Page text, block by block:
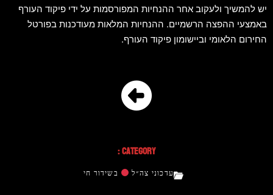
יש להמשיך ולעקוב אחר ההנחיות המפורסמות על ידי פיקוד העורף
באמצעי ההפצה הרשמיים. ההנחיות המלאות מעודכנות בפורטל
החירום הלאומי וביישומון פיקוד העורף.
Category :
עדכוני צה״ל בשידור חי